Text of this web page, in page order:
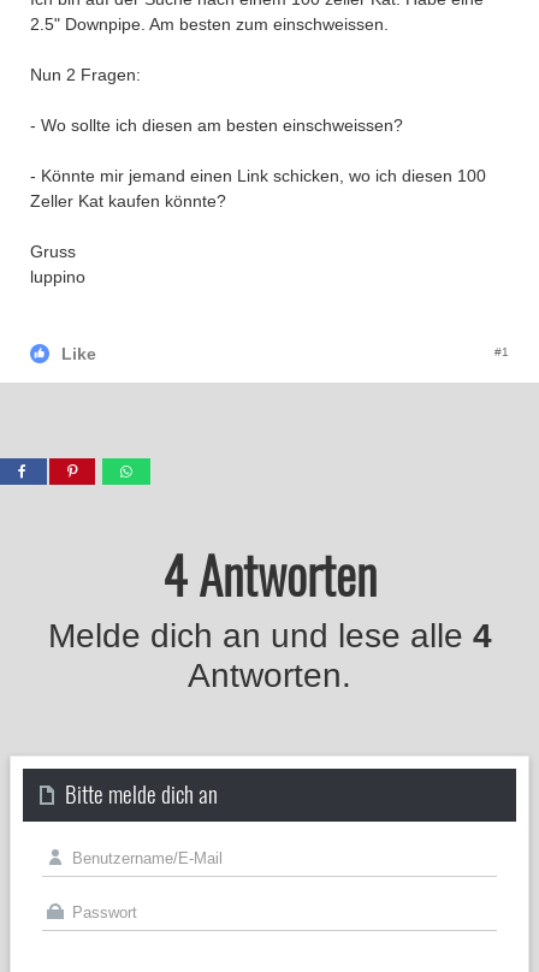
2.5" Downpipe. Am besten zum einschweissen.
Nun 2 Fragen:
- Wo sollte ich diesen am besten einschweissen?
- Könnte mir jemand einen Link schicken, wo ich diesen 100
Zeller Kat kaufen könnte?
Gruss
luppino
Like #1
4 Antworten
Melde dich an und lese alle 4
Antworten.
Bitte melde dich an